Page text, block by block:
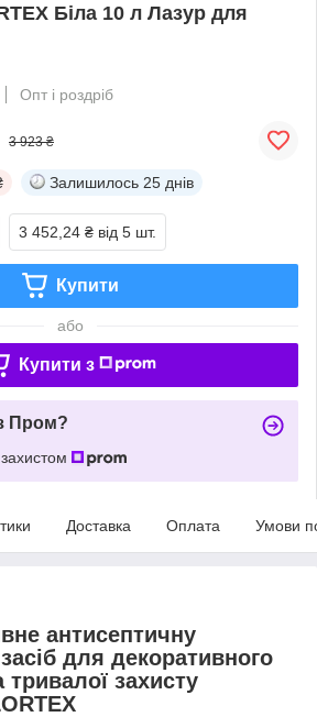
Біла 10 л Лазур для
Опт і роздріб
3 923 ₴
Залишилось 25 днів
3 452,24 ₴ від 5 шт.
Купити
або
Купити з
Пром?
Доставка Оплата Умови
антисептичну
для декоративного
захисту